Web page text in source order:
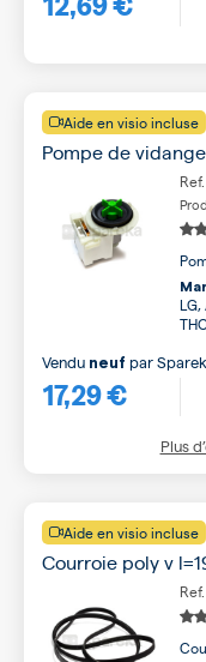
Aide en visio incluse
Pompe de
LG,
17,29 €
Vendu neuf par
Plus
Aide en visio incluse
Courroie poly v